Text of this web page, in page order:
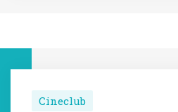
Cineclub